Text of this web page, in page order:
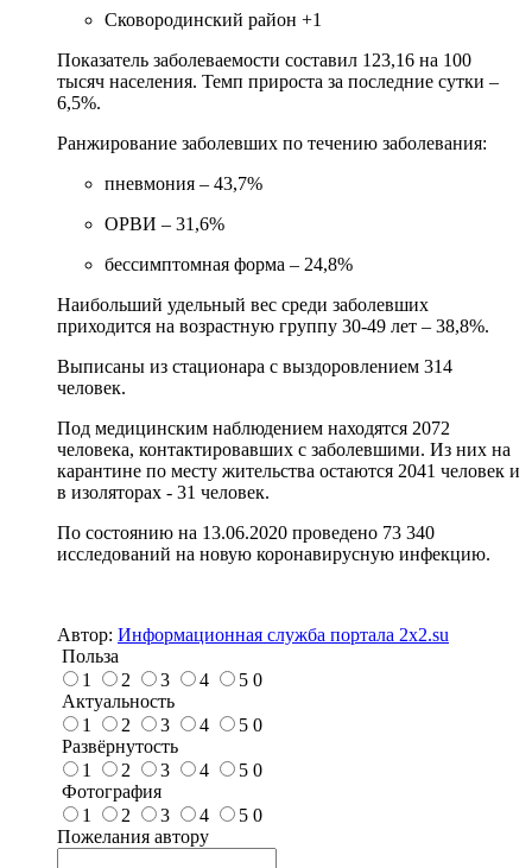
Сковородинский район +1
Показатель заболеваемости составил 123,16 на 100
тысяч населения. Темп прироста за последние сутки –
6,5%.
Ранжирование заболевших по течению заболевания:
пневмония – 43,7%
ОРВИ – 31,6%
бессимптомная форма – 24,8%
Наибольший удельный вес среди заболевших
приходится на возрастную группу 30-49 лет – 38,8%.
Выписаны из стационара с выздоровлением 314
человек.
Под медицинским наблюдением находятся 2072
человека, контактировавших с заболевшими. Из них на
карантине по месту жительства остаются 2041 человек и
в изоляторах - 31 человек.
По состоянию на 13.06.2020 проведено 73 340
исследований на новую коронавирусную инфекцию.
Автор: Информационная служба портала 2x2.su
Польза
1
2 3 4 5 0
Актуальность
1
2 3 4 5 0
Развёрнутость
1
2 3 4 5 0
Фотография
1
2 3 4 5 0
Пожелания автору